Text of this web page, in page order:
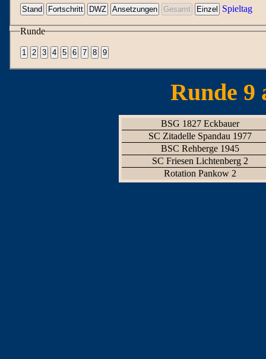
Spieltag
Runde
Runde 9
BSG 1827 Eckbauer
SC Zitadelle Spandau 1977
BSC Rehberge 1945
SC Friesen Lichtenberg 2
Rotation Pankow 2